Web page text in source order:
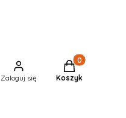
Zaloguj się
Produkty w
Koszyk